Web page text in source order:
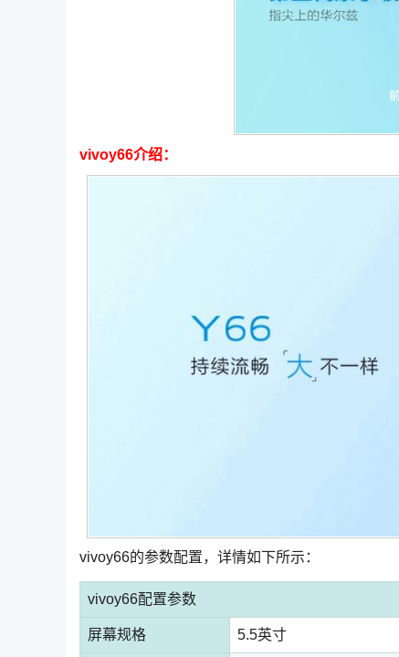
vivoy66介绍：
vivoy66的参数配置，详情如下所示：
vivoy66配置参数
屏幕规格 5.5英寸